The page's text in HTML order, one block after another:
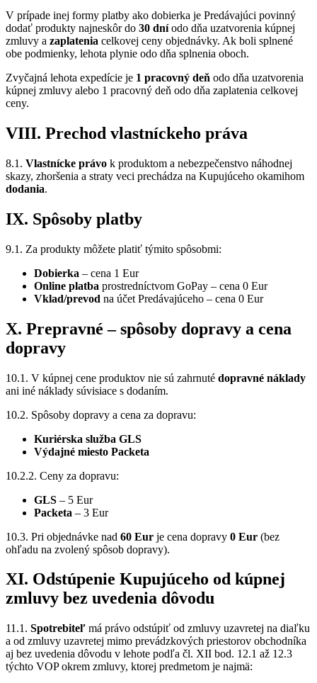
V prípade inej formy platby ako dobierka je Predávajúci povinný
dodať produkty najneskôr do 30 dníodo dňa uzatvorenia kúpnej
zmluvy a zaplatenia celkovej ceny objednávky. Ak boli splnené
obe podmienky, lehota plynie odo dňa splnenia oboch.
Zvyčajná lehota expedície je 1 pracovný deň odo dňa uzatvorenia
kúpnej zmluvy alebo 1 pracovný deň odo dňa zaplatenia celkovej
ceny.
VIII. Prechod vlastníckeho práva
8.1. Vlastnícke právo k produktom a nebezpečenstvo náhodnej
skazy, zhoršenia a straty veci prechádza na Kupujúceho okamihom
dodania.
IX. Spôsoby platby
9.1. Za produkty môžete platiť týmito spôsobmi:
Dobierka – cena 1 Eur
Online platba prostredníctvom GoPay – cena 0 Eur
Vklad/prevod na účet Predávajúceho – cena 0 Eur
X. Prepravné – spôsoby dopravy a cena
dopravy
10.1. V kúpnej cene produktov nie sú zahrnuté dopravné náklady
ani iné náklady súvisiace s dodaním.
10.2. Spôsoby dopravy a cena za dopravu:
Kuriérska služba GLS
Výdajné miesto Packeta
10.2.2. Ceny za dopravu:
GLS – 5 Eur
Packeta – 3 Eur
10.3. Pri objednávke nad 60 Eur je cena dopravy 0 Eur (bez
ohľadu na zvolený spôsob dopravy).
XI. Odstúpenie Kupujúceho od kúpnej
zmluvy bez uvedenia dôvodu
11.1. Spotrebiteľ má právo odstúpiť od zmluvy uzavretej na diaľku
a od zmluvy uzavretej mimo prevádzkových priestorov obchodníka
aj bez uvedenia dôvodu v lehote podľa čl. XII bod. 12.1 až 12.3
týchto VOP okrem zmluvy, ktorej predmetom je najmä: